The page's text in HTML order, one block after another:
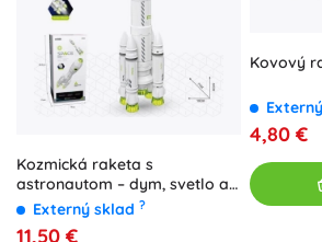
Kozmická raketa s
astronautom – dym, svetlo a
zvukExterný sklad ?
11,50 €
Kovový
4,80 €